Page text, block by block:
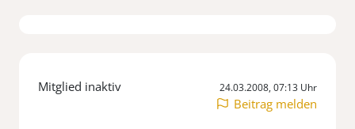
Mitglied inaktiv 24.03.2008, 07:13 Uhr
Beitrag melden